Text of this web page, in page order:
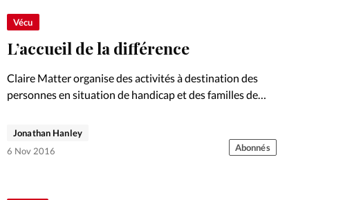
Foi
Opinions
À propos
Vécu
L’accueil de la différence
Claire Matter organise des activités à destination des
personnes en situation de handicap et des familles de
Jonathan Hanley
6 Nov 2016
Abonnés